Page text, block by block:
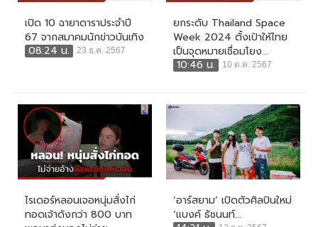
เปิด 10 ฉายาดาราประจำปี
67 จากสมาคมนักข่าวบันเทิง
08:24 น.
23 ธ.ค. 2567
ยกระดับ Thailand Space
Week 2024 ตั้งเป้าให้ไทย
เป็นจุดหมายเชื่อมโยง...
10:46 น.
10 ต.ค. 2567
ไรเดอร์หลอนเจอหนุ่มสั่งไก่
ทอดเจ้าดังกว่า 800 บาท
‘อาร์สยาม’ เปิดตัวศิลปินใหม่
‘แบงค์ ธัชนนท์...